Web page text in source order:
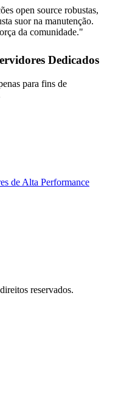
open source robustas,
suor na manutenção.
da comunidade."
Dedicados
para fins de
de Alta Performance
reservados.